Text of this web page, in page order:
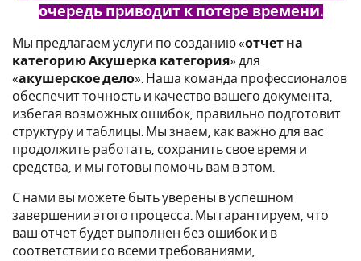
очередь приводит к потере времени.
Мы предлагаем услуги по созданию «отчет на
категорию Акушерка категория» для
«акушерское дело». Наша команда профессионалов
обеспечит точность и качество вашего документа,
избегая возможных ошибок, правильно подготовит
структуру и таблицы. Мы знаем, как важно для вас
продолжить работать, сохранить свое время и
средства, и мы готовы помочь вам в этом.
С нами вы можете быть уверены в успешном
завершении этого процесса. Мы гарантируем, что
ваш отчет будет выполнен без ошибок и в
соответствии со всеми требованиями,